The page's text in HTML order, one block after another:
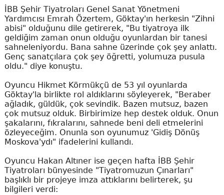
İBB Şehir Tiyatroları Genel Sanat Yönetmeni
Yardımcısı Emrah Özertem, Göktay'ın herkesin "Zihni
abisi" olduğunu dile getirerek, "Bu tiyatroya ilk
geldiğim zaman onun olduğu oyunlardan bir tanesi
sahneleniyordu. Bana sahne üzerinde çok şey anlattı.
Genç sanatçılara çok şey öğretti, yolumuza pusula
oldu." diye konuştu.
Oyuncu Hikmet Körmükçü de 53 yıl oyunlarda
Göktay'la birlikte rol aldıklarını söyleyerek, "Beraber
ağladık, güldük, çok sevindik. Bazen mutsuz, bazen
çok mutsuz olduk. Birbirimize hep destek olduk. Onun
şakalarını, fıkralarını, sahnede beni deli etmelerini
özleyeceğim. Onunla son oyunumuz 'Gidiş Dönüş
Moskova'ydı" ifadelerini kullandı.
Oyuncu Hakan Altıner ise geçen hafta İBB Şehir
Tiyatroları bünyesinde "Tiyatromuzun Çınarları"
başlıklı bir projeye imza attıklarını belirterek, şu
bilgileri verdi: